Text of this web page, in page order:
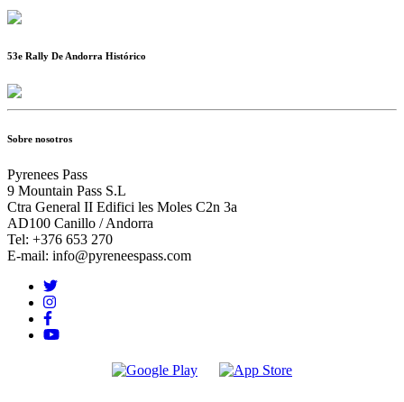
53e Rally De Andorra Histórico
Sobre nosotros
Pyrenees Pass
9 Mountain Pass S.L
Ctra General II Edifici les Moles C2n 3a
AD100 Canillo / Andorra
Tel: +376 653 270
E-mail: info@pyreneespass.com